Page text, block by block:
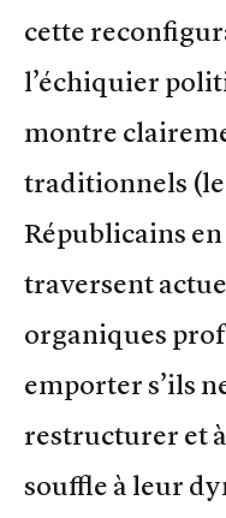
cette
l’échiquier
montre
traditionnels (le
Républicains
traversent
organiques
emporter s’ils
restructurer et
souffle à leur